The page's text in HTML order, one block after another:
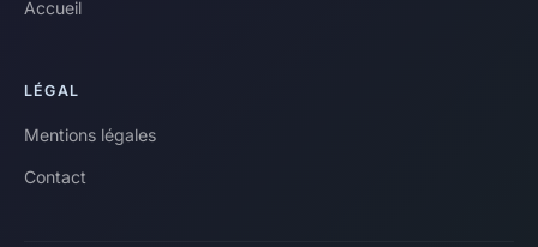
Accueil
LÉGAL
Mentions légales
Contact